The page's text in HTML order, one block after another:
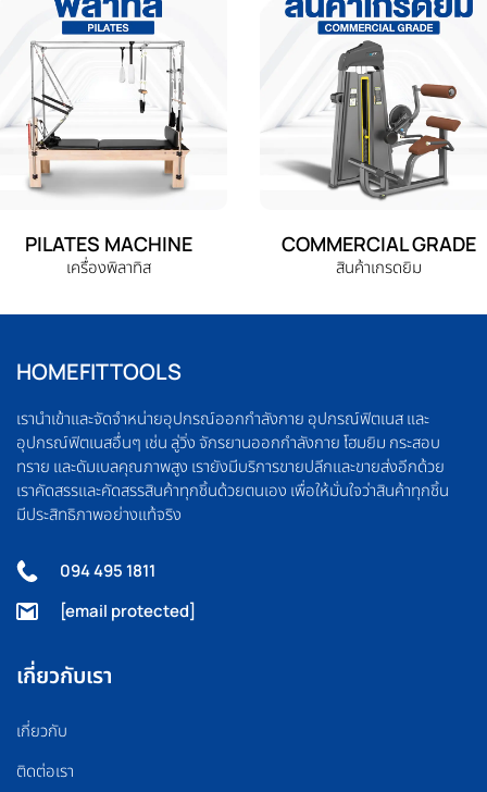
PILATES MACHINE
เครื่องพิลาทิส
COMMERCIAL GRADE
สินค้าเกรดยิม
HOMEFITTOOLS
เรานำเข้าและจัดจำหน่ายอุปกรณ์ออกกำลังกาย อุปกรณ์ฟิตเนส และ
อุปกรณ์ฟิตเนสอื่นๆ เช่น ลู่วิ่ง จักรยานออกกำลังกาย โฮมยิม กระสอบ
ทราย และดัมเบลคุณภาพสูง เรายังมีบริการขายปลีกและขายส่งอีกด้วย
เราคัดสรรและคัดสรรสินค้าทุกชิ้นด้วยตนเอง เพื่อให้มั่นใจว่าสินค้าทุกชิ้น
มีประสิทธิภาพอย่างแท้จริง
094 495 1811
[email protected]
เกี่ยวกับเรา
เกี่ยวกับ
ติดต่อเรา